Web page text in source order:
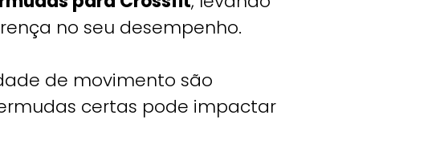
no seu desempenho.
de movimento são
certas pode impactar